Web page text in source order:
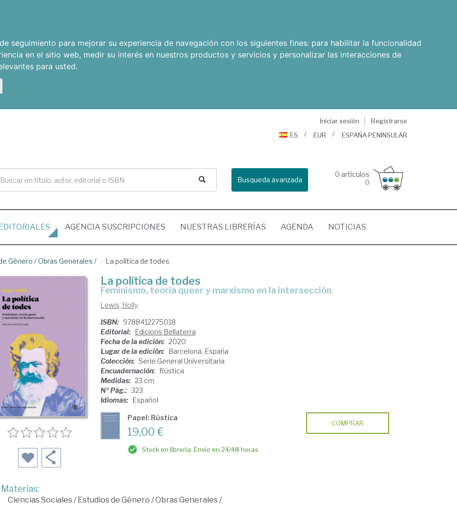
seguimiento para mejorar su experiencia de navegación con los siguientes fines: para habilitar la funcionalidad
en el sitio web, medir su interés en nuestros productos y servicios y personalizar las interacciones de
para usted.
Iniciar sesión
Registrarse
ES
EUR ESPAÑA PENINSULAR
Busqueda avanzada
0 artículos
0
AGENCIA SUSCRIPCIONES NUESTRAS LIBRERÍAS AGENDA NOTICIAS
Género /Obras Generales / La política de todes
La política de todes
feminismo, teoría queer y marxismo en la intersección
Lewis, Holly
ISBN: 9788412275018
Editorial: Edicions Bellaterra
Fecha de la edición: 2020
Lugar de la edición: Barcelona. España
Colección: Serie General Universitaria
Encuadernación: Rústica
Medidas: 23 cm
Nº Pág.: 323
Idiomas: Español
Papel: Rústica
19,00 €
Stock en librería. Envío en 24/48 horas
COMPRAR
Materias:
Ciencias Sociales/Estudios de Género /Obras Generales/